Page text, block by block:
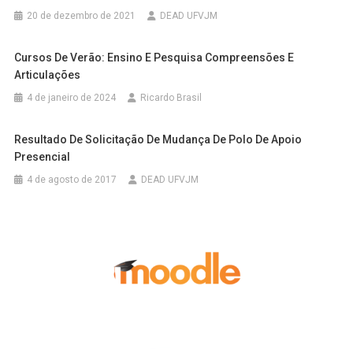
20 de dezembro de 2021 DEAD UFVJM
Cursos De Verão: Ensino E Pesquisa Compreensões E
Articulações
4 de janeiro de 2024 Ricardo Brasil
Resultado De Solicitação De Mudança De Polo De Apoio
Presencial
4 de agosto de 2017 DEAD UFVJM